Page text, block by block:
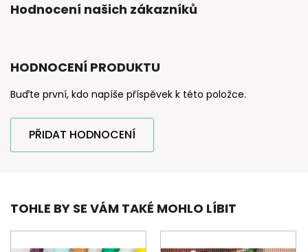
Hodnocení našich zákazníků
HODNOCENÍ PRODUKTU
Buďte první, kdo napíše příspěvek k této položce.
PŘIDAT HODNOCENÍ
TOHLE BY SE VÁM TAKÉ MOHLO LÍBIT